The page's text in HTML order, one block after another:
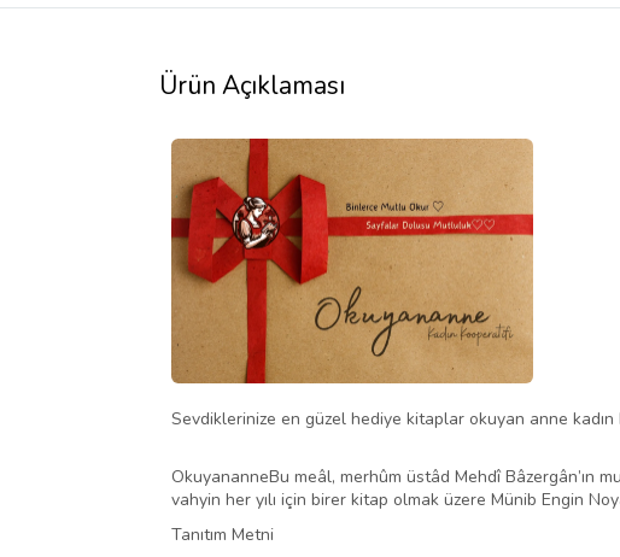
Ürün Açıklaması
Sevdiklerinize en güzel hediye kitaplar okuyan anne
OkuyananneBu meâl, merhûm üstâd Mehdî Bâzergân’ın
vahyin her yılı için birer kitap olmak üzere Münib Engin
Tanıtım Metni